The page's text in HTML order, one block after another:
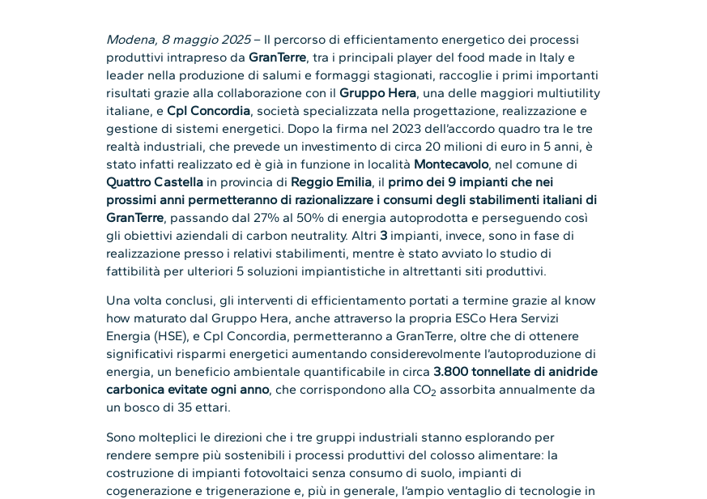
Modena, 8 maggio 2025– Il percorso di efficientamento energetico dei processi
produttivi intrapreso daGranTerre, tra i principali player del food made in Italy e
leader nella produzione di salumi e formaggi stagionati, raccoglie i primi importanti
risultati grazie alla collaborazione con ilGruppo Hera, una delle maggiori multiutility
italiane, eCpl Concordia, società specializzata nella progettazione, realizzazione e
gestione di sistemi energetici. Dopo la firma nel 2023 dell’accordo quadro tra le tre
realtà industriali, che prevede un investimento di circa 20 milioni di euro in 5 anni, è
stato infatti realizzato ed è già in funzione in località Montecavolo, nel comune di
Quattro Castella in provincia di Reggio Emilia, il primo dei 9 impianti che nei
prossimi anni permetteranno di razionalizzare i consumi degli stabilimenti italiani di
GranTerre, passando dal 27% al 50% di energia autoprodotta e perseguendo così
gli obiettivi aziendali di carbon neutrality. Altri 3 impianti, invece, sono in fase di
realizzazione presso i relativi stabilimenti, mentre è stato avviato lo studio di
fattibilità per ulteriori 5 soluzioni impiantistiche in altrettanti siti produttivi.
Una volta conclusi, gli interventi di efficientamento portati a termine grazie al know
how maturato dal Gruppo Hera, anche attraverso la propria ESCo Hera Servizi
Energia (HSE), e Cpl Concordia, permetteranno a GranTerre, oltre che di ottenere
significativi risparmi energetici aumentando considerevolmente l’autoproduzione di
energia, un beneficio ambientale quantificabile in circa 3.800 tonnellate di anidride
carbonica evitate ogni anno, che corrispondono alla CO2 assorbita annualmente da
un bosco di 35 ettari.
Sono molteplici le direzioni che i tre gruppi industriali stanno esplorando per
rendere sempre più sostenibili i processi produttivi del colosso alimentare: la
costruzione di impianti fotovoltaici senza consumo di suolo, impianti di
cogenerazione e trigenerazione e, più in generale, l’ampio ventaglio di tecnologie in